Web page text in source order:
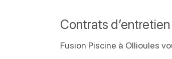
Contrats
Fusion Piscine à Ollioules